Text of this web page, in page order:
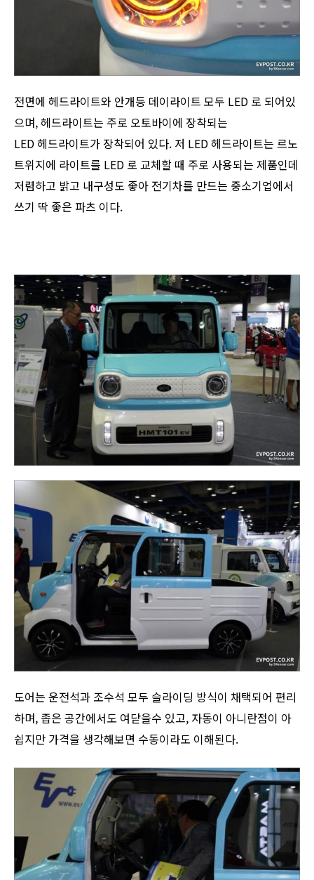
전면에 헤드라이트와 안개등 데이라이트 모두 LED 로 되어있
으며, 헤드라이트는 주로 오토바이에 장착되는
LED 헤드라이트가 장착되어 있다. 저 LED 헤드라이트는 르노
트위지에 라이트를 LED 로 교체할 때 주로 사용되는 제품인데
저렴하고 밝고 내구성도 좋아 전기차를 만드는 중소기업에서
쓰기 딱 좋은 파츠 이다.
도어는 운전석과 조수석 모두 슬라이딩 방식이 채택되어 편리
하며, 좁은 공간에서도 여닫을수 있고, 자동이 아니란점이 아
쉽지만 가격을 생각해보면 수동이라도 이해된다.